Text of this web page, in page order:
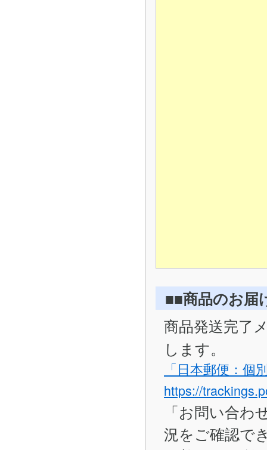
■■商品のお届
商品発送完了
します。
「日本郵便：個
https://
「お問い合
況をご確認で